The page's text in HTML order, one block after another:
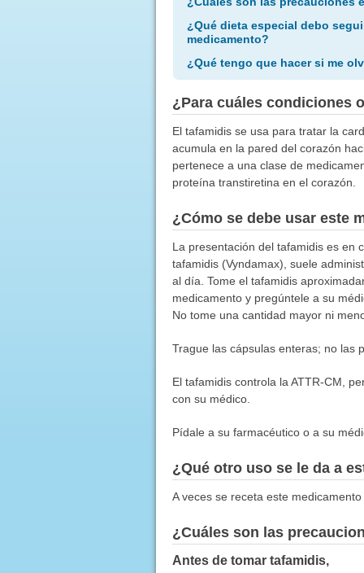
¿Qué dieta especial debo
medicamento?
¿Qué tengo que hacer si me
¿Para cuáles condiciones
El tafamidis se usa para tratar la
acumula en la pared del corazón
pertenece a una clase de
proteína transtiretina en el corazón.
¿Cómo se debe usar este
La presentación del tafamidis es en
tafamidis (Vyndamax), suele
al día. Tome el tafamidis
medicamento y pregúntele a su
No tome una cantidad mayor ni
Trague las cápsulas enteras; no las
El tafamidis controla la ATTR-CM,
con su médico.
Pídale a su farmacéutico o a su
¿Qué otro uso se le da a
A veces se receta este
¿Cuáles son las
Antes de tomar tafamidis,